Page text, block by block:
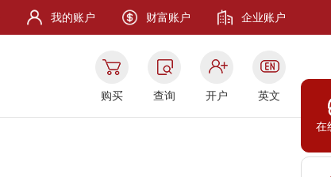
在
我的账户 财富账户 企业账户
购买 查询 开户 英文